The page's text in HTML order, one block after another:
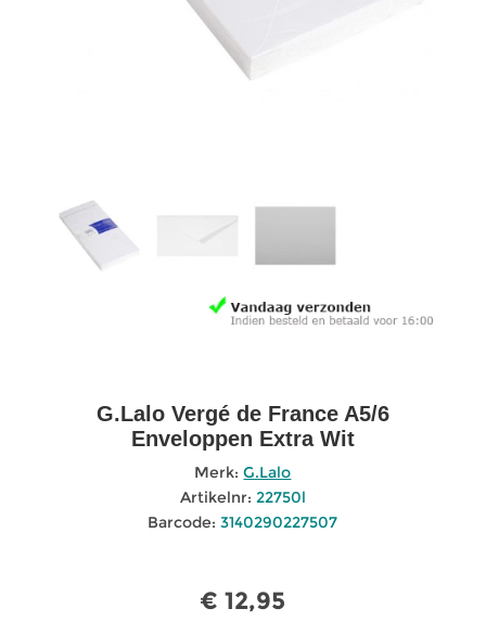
G.Lalo Vergé de France A5/6
Enveloppen Extra Wit
Merk: G.Lalo
Artikelnr: 22750l
Barcode: 3140290227507
€ 12,95